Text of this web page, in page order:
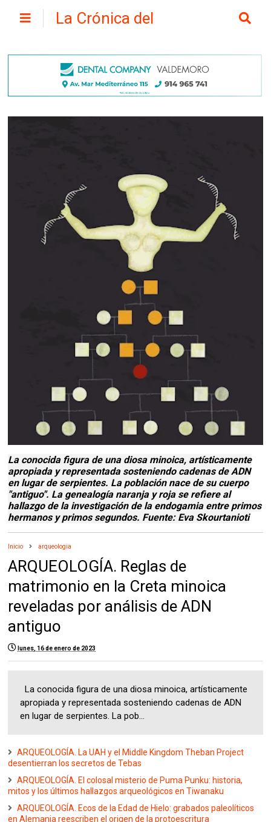
La Crónica del
La conocida figura de una diosa minoica, artísticamente
apropiada y representada sosteniendo cadenas de ADN
en lugar de serpientes. La población nace de su cuerpo
"antiguo". La genealogía naranja y roja se refiere al
hallazgo de la investigación de la endogamia entre primos
hermanos y primos segundos. Fuente: Eva Skourtanioti
Inicio arqueologia
ARQUEOLOGÍA. Reglas de
matrimonio en la Creta minoica
reveladas por análisis de ADN
antiguo
lunes, 16 de enero de 2023
La conocida figura de una diosa minoica, artísticamente
apropiada y representada sosteniendo cadenas de ADN
en lugar de serpientes. La pob...
ARQUEOLOGÍA. La UAH y el Middle Kingdom Theban Project
desentierran los secretos de Tebas
ARQUEOLOGÍA. El colosal misterio de Puma Punku: historia,
mitos y los últimos hallazgos arqueológicos en Tiwanaku
ARQUEOLOGÍA. Ecos de la Edad de Hielo: grabados paleolíticos
en Alemania reescriben el origen de la protoescritura